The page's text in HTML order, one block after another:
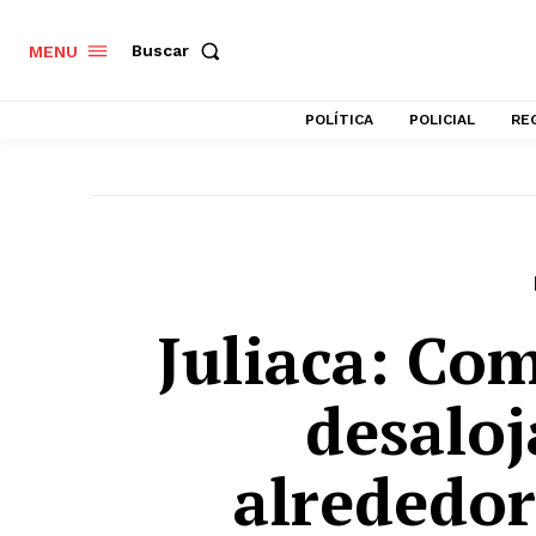
MENU Buscar
POLÍTICA POLICIAL
Juliaca: